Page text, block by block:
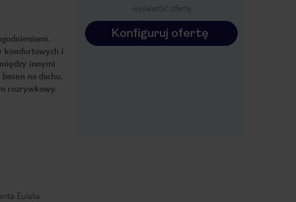
wyświetlić ofertę
Konfiguruj ofertę
komfortowych i
innymi
na dachu.
rozrywkowy.
Eulalia